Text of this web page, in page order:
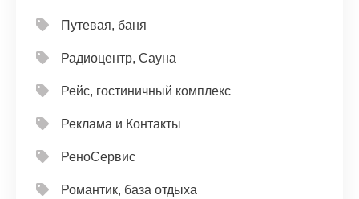
Путевая, баня
Радиоцентр, Сауна
Рейс, гостиничный комплекс
Реклама и Контакты
РеноСервис
Романтик, база отдыха